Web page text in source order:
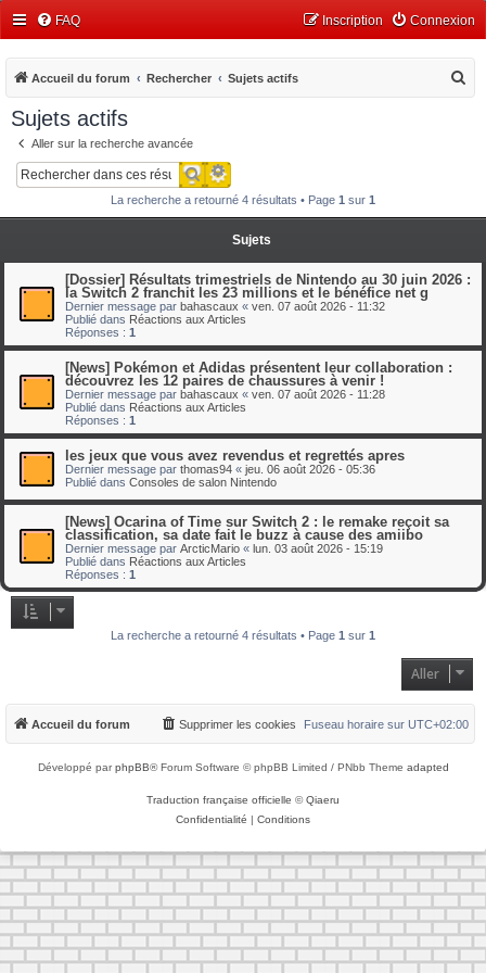
FAQ Connexion
Inscription
Accueil du forum Rechercher Sujets actifs
e
Sujets actifs
Aller sur la recherche avancée
Rechercher
Recherche avancée
La recherche a retourné 4 résultats • Page 1 sur 1
Sujets
[Dossier] Résultats trimestriels de Nintendo au 30 juin 2026 :
la Switch 2 franchit les 23 millions et le bénéfice net g
Dernier message par bahascaux « ven. 07 août 2026 - 11:32
Publié dans Réactions aux Articles
Réponses : 1
[News] Pokémon et Adidas présentent leur collaboration :
découvrez les 12 paires de chaussures à venir !
Dernier message par bahascaux « ven. 07 août 2026 - 11:28
Publié dans Réactions aux Articles
Réponses : 1
les jeux que vous avez revendus et regrettés apres
Dernier message par thomas94 « jeu. 06 août 2026 - 05:36
Publié dans Consoles de salon Nintendo
[News] Ocarina of Time sur Switch 2 : le remake reçoit sa
classification, sa date fait le buzz à cause des amiibo
Dernier message par ArcticMario « lun. 03 août 2026 - 15:19
Publié dans Réactions aux Articles
Réponses : 1
La recherche a retourné 4 résultats • Page 1 sur 1
Aller
Accueil du forum Fuseau horaire sur UTC+02:00
Supprimer les cookies
Développé parphpBB® Forum Software © phpBB Limited / PNbb Theme adapted
Traduction française officielle ©Qiaeru
Confidentialité | Conditions